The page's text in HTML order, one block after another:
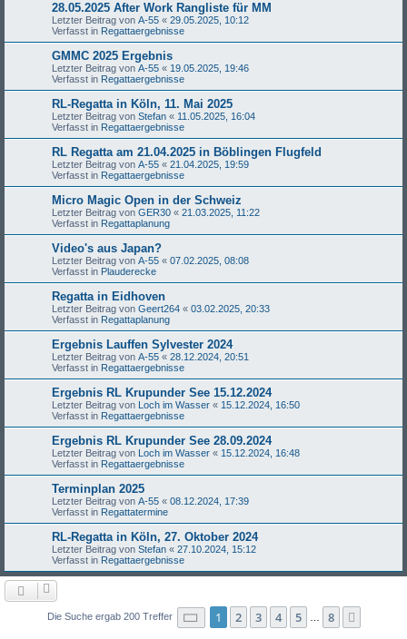
28.05.2025 After Work Rangliste für MM
Letzter Beitrag von A-55 « 29.05.2025, 10:12
Verfasst in Regattaergebnisse
GMMC 2025 Ergebnis
Letzter Beitrag von A-55 « 19.05.2025, 19:46
Verfasst in Regattaergebnisse
RL-Regatta in Köln, 11. Mai 2025
Letzter Beitrag von Stefan « 11.05.2025, 16:04
Verfasst in Regattaergebnisse
RL Regatta am 21.04.2025 in Böblingen Flugfeld
Letzter Beitrag von A-55 « 21.04.2025, 19:59
Verfasst in Regattaergebnisse
Micro Magic Open in der Schweiz
Letzter Beitrag von GER30 « 21.03.2025, 11:22
Verfasst in Regattaplanung
Video's aus Japan?
Letzter Beitrag von A-55 « 07.02.2025, 08:08
Verfasst in Plauderecke
Regatta in Eidhoven
Letzter Beitrag von Geert264 « 03.02.2025, 20:33
Verfasst in Regattaplanung
Ergebnis Lauffen Sylvester 2024
Letzter Beitrag von A-55 « 28.12.2024, 20:51
Verfasst in Regattaergebnisse
Ergebnis RL Krupunder See 15.12.2024
Letzter Beitrag von Loch im Wasser « 15.12.2024, 16:50
Verfasst in Regattaergebnisse
Ergebnis RL Krupunder See 28.09.2024
Letzter Beitrag von Loch im Wasser « 15.12.2024, 16:48
Verfasst in Regattaergebnisse
Terminplan 2025
Letzter Beitrag von A-55 « 08.12.2024, 17:39
Verfasst in Regattatermine
RL-Regatta in Köln, 27. Oktober 2024
Letzter Beitrag von Stefan « 27.10.2024, 15:12
Verfasst in Regattaergebnisse
Die Suche ergab 200 Treffer Seite 1von
1 2 3 4 5 8